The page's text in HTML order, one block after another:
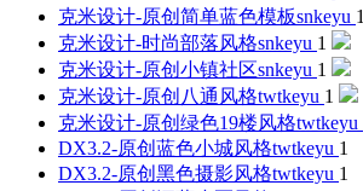
克米设计-原创简单蓝色模板snkeyu 1
克米设计-时尚部落风格snkeyu 1
克米设计-原创小镇社区snkeyu 1
克米设计-原创八通风格twtkeyu 1
克米设计-原创绿色19楼风格twtkeyu
DX3.2-原创蓝色小城风格twtkeyu 1
DX3.2-原创黑色摄影风格twtkeyu 1